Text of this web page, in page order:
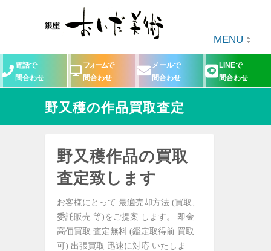
MENU
電話で
問合わせ
フォームで
問合わせ
メールで
問合わせ
LINEで
問合わせ
野又穫の作品買取査定
野又穫作品の買取
査定致します
お客様にとって 最適売却方法 (買取、
委託販売 等)をご提案 します。 即金
高価買取 査定無料 (鑑定取得前 買取
可) 出張買取 迅速に対応 いたしま